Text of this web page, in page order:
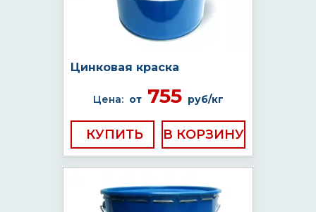
Цинковая краска
Цена: от755 руб/кг
КУПИТЬ